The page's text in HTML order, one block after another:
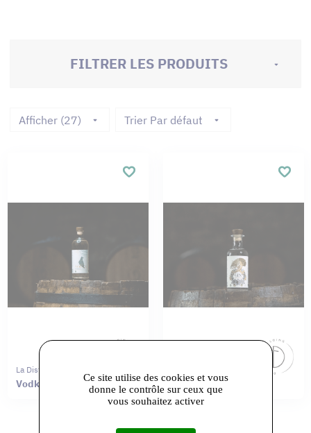
FILTRER LES PRODUITS
Afficher (27) Trier Par défaut
La Distillerie Du Loing
Vodka du Moulin Gin Gréau
Ce site utilise des cookies et vous
donne le contrôle sur ceux que
vous souhaitez activer